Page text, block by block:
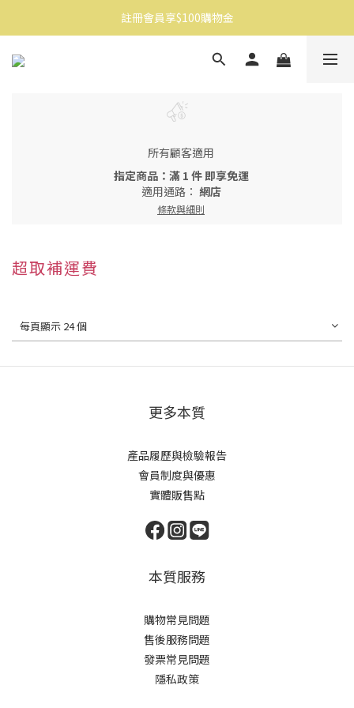
消費滿$1500免運
註冊會員享$100購物金
消費滿$1500免運
所有顧客適用
指定商品：滿 1 件 即享免運
適用通路： 網店
條款與細則
超取補運費
每頁顯示 24 個
更多本質
產品履歷與檢驗報告
會員制度與優惠
實體販售點
本質服務
購物常見問題
售後服務問題
發票常見問題
隱私政策